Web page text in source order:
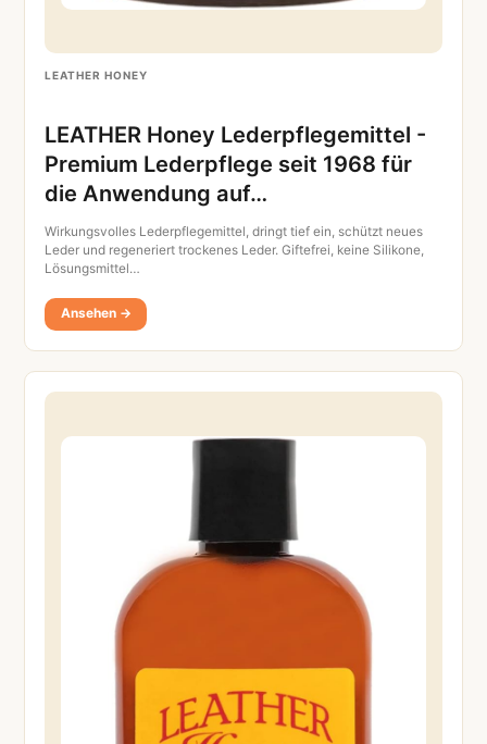
LEATHER HONEY
LEATHER Honey Lederpflegemittel -
Premium Lederpflege seit 1968 für
die Anwendung auf…
Wirkungsvolles Lederpflegemittel, dringt tief ein, schützt neues
Leder und regeneriert trockenes Leder. Giftefrei, keine Silikone,
Lösungsmittel…
Ansehen →